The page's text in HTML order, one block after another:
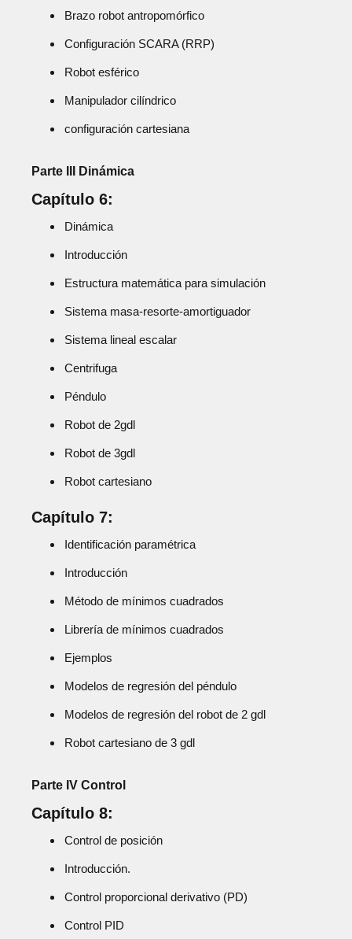
Brazo robot antropomórfico
Configuración SCARA (RRP)
Robot esférico
Manipulador cilíndrico
configuración cartesiana
Parte III Dinámica
Capítulo 6:
Dinámica
Introducción
Estructura matemática para simulación
Sistema masa-resorte-amortiguador
Sistema lineal escalar
Centrifuga
Péndulo
Robot de 2gdl
Robot de 3gdl
Robot cartesiano
Capítulo 7:
Identificación paramétrica
Introducción
Método de mínimos cuadrados
Librería de mínimos cuadrados
Ejemplos
Modelos de regresión del péndulo
Modelos de regresión del robot de 2 gdl
Robot cartesiano de 3 gdl
Parte IV Control
Capítulo 8:
Control de posición
Introducción.
Control proporcional derivativo (PD)
Control PID